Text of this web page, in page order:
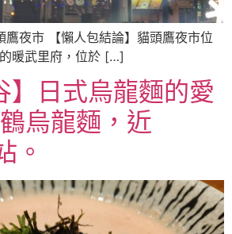
夜市 【懶人包結論】貓頭鷹夜市位
暖武里府，位於 […]
】日式烏龍麵的愛
烏龍麵，近
。